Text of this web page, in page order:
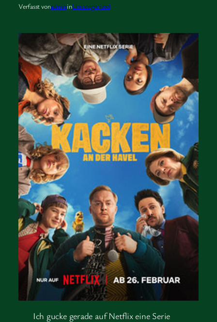
Verfasst vonadmininUncategorized
Ich gucke gerade auf Netflix eine Serie